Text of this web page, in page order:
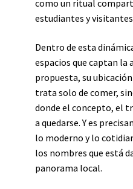
como un ritual
estudiantes y
Dentro de esta
espacios que captan la
propuesta, su
trata solo de comer,
donde el concepto, el
a quedarse. Y es
lo moderno y lo
los nombres que está
panorama local.